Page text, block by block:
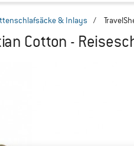
& Inlays /
Cotton -